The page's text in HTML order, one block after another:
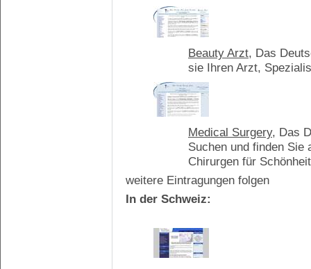
Beauty Arzt, Das
sie Ihren Arzt,
Medical Surgery, Das
Suchen und finden Sie
Chirurgen für
weitere Eintragungen folgen
In der Schweiz: